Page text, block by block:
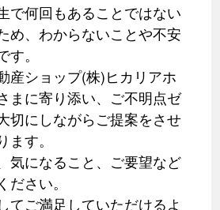
で何回もあることではない
め、わからないことや不安
。
産ショップ(株)ヒカリアホ
まに寄り添い、ご不明点ゼ
切にしながらご提案をさせ
す。
気になること、ご要望など
さい。
てご満足していただけるよ